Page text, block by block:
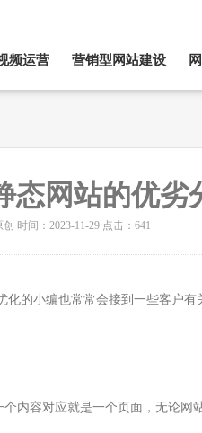
频运营 营销型网站建设
态网站的优劣
时间：2023-11-29 点击：641
的小编也常常会接到一些客户
内容对应就是一个页面，无论